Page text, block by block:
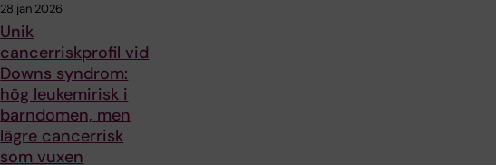
28 jan 2026
Unik
cancerriskprofil vid
Downs syndrom:
hög leukemirisk i
barndomen, men
lägre cancerrisk
som vuxen